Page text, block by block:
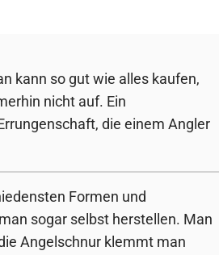
kann so gut wie alles kaufen,
nicht auf. Ein
die einem Angler
Formen und
sogar selbst herstellen. Man
Angelschnur klemmt man